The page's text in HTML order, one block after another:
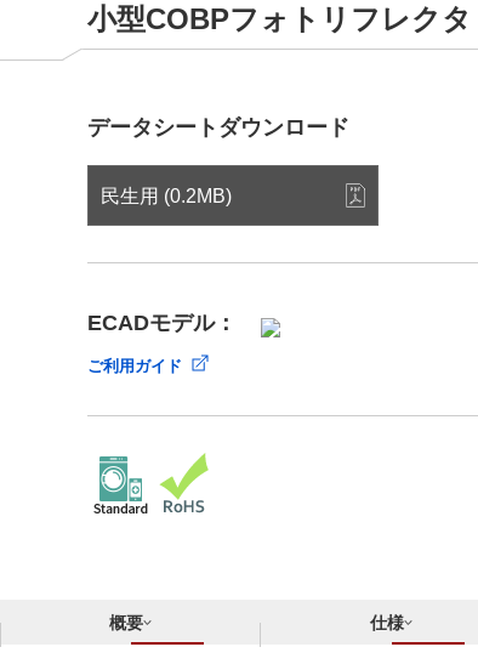
ファウンドリサービス
MUSESオフィシャルWebサイト
クロスリファレンス検索
産業機器向けIC
設計フローから探す (電子デバイス)
マイクロ波製品
会社概要
サステナビリティ
小型COBPフォトリフレクタ
データシートダウンロード
民生用 (0.2MB)
ECADモデル：
ご利用ガイド
概要 仕様